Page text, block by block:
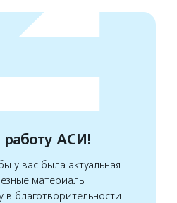
АСИ!
у вас была актуальная
материалы
благотворительности.